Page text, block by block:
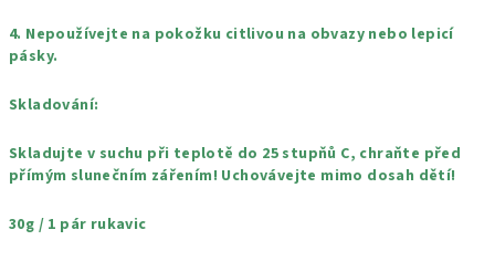
4. Nepoužívejte na pokožku citlivou na obvazy nebo lepicí
pásky.
Skladování:
Skladujte v suchu při teplotě do 25 stupňů C, chraňte před
přímým slunečním zářením! Uchovávejte mimo dosah dětí!
30g / 1 pár rukavic